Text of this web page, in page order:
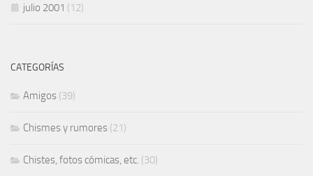
julio 2001 (12)
CATEGORÍAS
Amigos (39)
Chismes y rumores (21)
Chistes, fotos cómicas, etc. (30)